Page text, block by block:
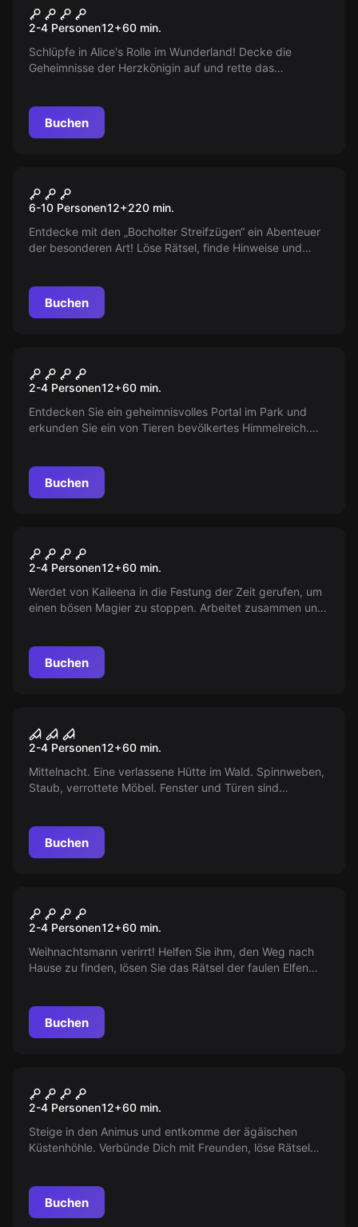
Alice Im Wunderland
2-4 Personen12+60 min.
Schlüpfe in Alice's Rolle im Wunderland! Decke die
Geheimnisse der Herzkönigin auf und rette das
Buchen
Neu
Seetour
6-10 Personen12+220 min.
Entdecke mit den „Bocholter Streifzügen“ ein Abenteuer
der besonderen Art! Löse Rätsel, finde Hinweise und
bereit für das nächste Kapitel deiner
Abenteuergeschichte?
Buchen
Jungle Quest
2-4 Personen12+60 min.
Entdecken Sie ein geheimnisvolles Portal im Park und
erkunden Sie ein von Tieren bevölkertes Himmelreich.
Buchen
Prince Of Persia
2-4 Personen12+60 min.
Werdet von Kaileena in die Festung der Zeit gerufen, um
einen bösen Magier zu stoppen. Arbeitet zusammen und
Buchen
Teil 1 - House Of Fear
2-4 Personen12+60 min.
Mittelnacht. Eine verlassene Hütte im Wald. Spinnweben,
Staub, verrottete Möbel. Fenster und Türen sind
Buchen
Christmas Story
2-4 Personen12+60 min.
Weihnachtsmann verirrt! Helfen Sie ihm, den Weg nach
Hause zu finden, lösen Sie das Rätsel der faulen Elfen
Buchen
Beyond Medusas Gate
2-4 Personen12+60 min.
Steige in den Animus und entkomme der ägäischen
Küstenhöhle. Verbünde Dich mit Freunden, löse Rätsel
Buchen